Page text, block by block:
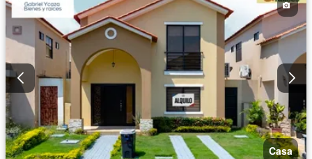
Patio
Piscina Seguridad Terraza
Vista panorámica
Completamente amoblado
Casa